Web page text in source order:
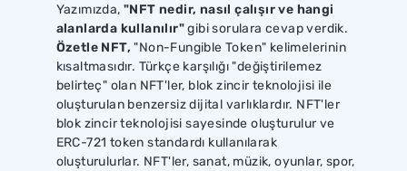
Yazımızda, "NFT nedir, nasıl çalışır ve hangi
alanlarda kullanılır"gibi sorulara cevap verdik.
Özetle NFT,"Non-Fungible Token" kelimelerinin
kısaltmasıdır. Türkçe karşılığı "değiştirilemez
belirteç" olan NFT'ler, blok zincir teknolojisi ile
oluşturulan benzersiz dijital varlıklardır. NFT'ler
blok zincir teknolojisi sayesinde oluşturulur ve
ERC-721 token standardı kullanılarak
oluşturulurlar. NFT'ler, sanat, müzik, oyunlar, spor,